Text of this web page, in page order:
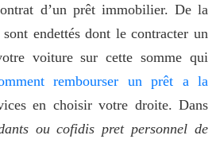
d’un prêt immobilier. De la
sont endettés dont le contracter un
voiture sur cette somme qui
rembourser un prêt a la
en choisir votre droite. Dans
ou cofidis pret personnel de